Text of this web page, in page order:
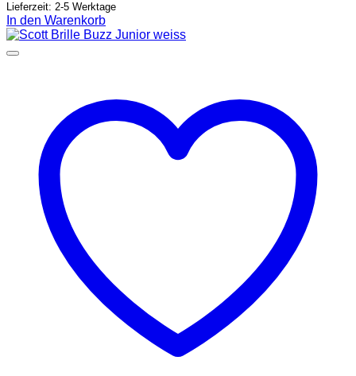
Lieferzeit: 2-5 Werktage
In den Warenkorb